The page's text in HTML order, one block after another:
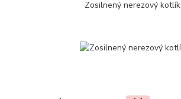
Zosilnený nerezový kotlík